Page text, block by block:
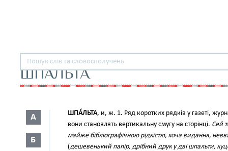
ШПАЛЬТА
А
Б
ШПА́ЛЬТА, и, ж. 1. Ряд коротких рядків у газеті,
вони становлять вертикальну смугу на сторінці. Сей
майже бібліографічною рідкістю, хоча видання,
(дешевенький папір, дрібний друк у дві шпальти,